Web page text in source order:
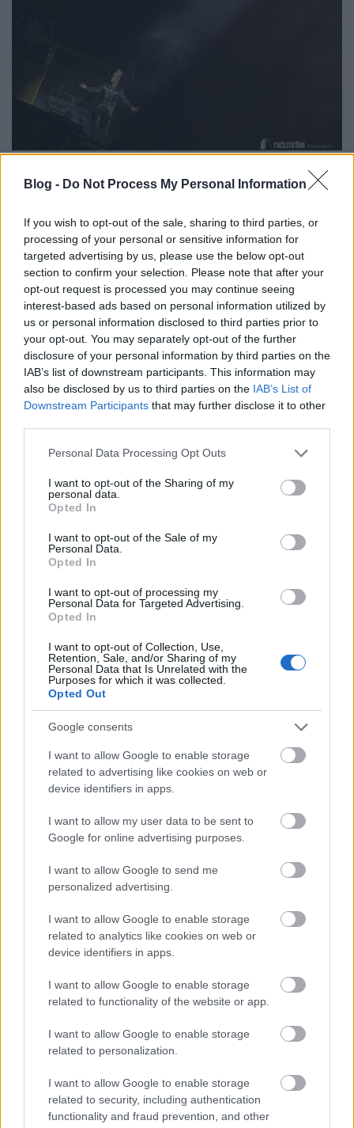
Blog - Do Not Process My Personal Information
If you wish to opt-out of the sale, sharing to third parties, or
processing of your personal or sensitive information for
targeted advertising by us, please use the below opt-out
section to confirm your selection. Please note that after your
opt-out request is processed you may continue seeing
interest-based ads based on personal information utilized by
us or personal information disclosed to third parties prior to
your opt-out. You may separately opt-out of the further
disclosure of your personal information by third parties on the
IAB’s list of downstream participants. This information may
also be disclosed by us to third parties on the IAB’s List of
Downstream Participants that may further disclose it to other
Please note that this website/app uses one or more Google
not limited to your visit or usage behaviour. You may click to
grant or deny consent to Google and its third-party tags to
use your data for below specified purposes in below Google
consent section.
Personal Data Processing Opt Outs
I want to opt-out of the Sharing of my
personal data.
Opted In
I want to opt-out of the Sale of my
Personal Data.
Opted In
I want to opt-out of processing my
Personal Data for Targeted Advertising.
Opted In
I want to opt-out of Collection, Use,
Retention, Sale, and/or Sharing of my
Personal Data that Is Unrelated with the
Purposes for which it was collected.
Opted Out
Google consents
I want to allow Google to enable storage
related to advertising like cookies on web or
device identifiers in apps.
I want to allow my user data to be sent to
Google for online advertising purposes.
I want to allow Google to send me
personalized advertising.
I want to allow Google to enable storage
related to analytics like cookies on web or
device identifiers in apps.
I want to allow Google to enable storage
related to functionality of the website or app.
I want to allow Google to enable storage
related to personalization.
I want to allow Google to enable storage
related to security, including authentication
functionality and fraud prevention, and other
persze legtöbbször a pénztárca vastagsága szabja
Kislemez díszdoboz jön a
Rammsteintől
Nem kevesebb, mint harminchárom kislemezt fog
tartalmazni aRammstein legújabb kiadványa, a
XXXIII. A gyűjteményes anyagban a nevezett számú
Albumsimogató: Rammstein -
Rosenrot (Universal, 2005)